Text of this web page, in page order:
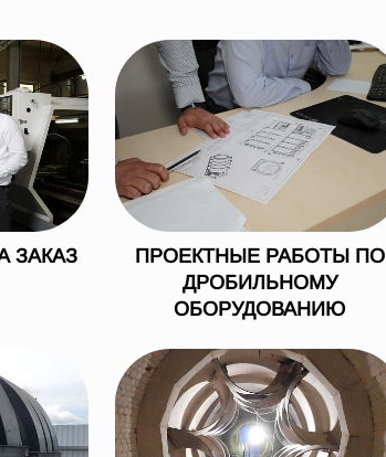
ЗАКАЗ
ПРОЕКТНЫЕ РАБОТЫ ПО
ДРОБИЛЬНОМУ
ОБОРУДОВАНИЮ